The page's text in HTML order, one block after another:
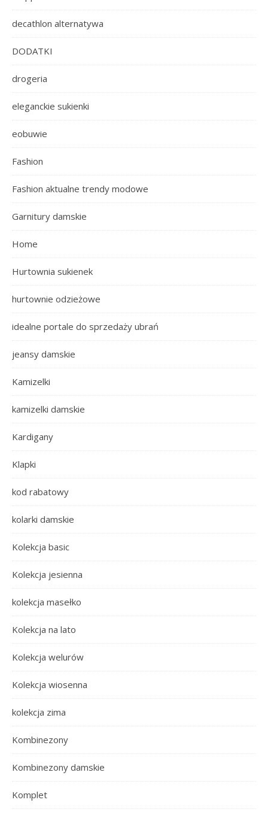
decathlon alternatywa
DODATKI
drogeria
eleganckie sukienki
eobuwie
Fashion
Fashion aktualne trendy modowe
Garnitury damskie
Home
Hurtownia sukienek
hurtownie odzieżowe
idealne portale do sprzedaży ubrań
jeansy damskie
Kamizelki
kamizelki damskie
Kardigany
Klapki
kod rabatowy
kolarki damskie
Kolekcja basic
Kolekcja jesienna
kolekcja masełko
Kolekcja na lato
Kolekcja welurów
Kolekcja wiosenna
kolekcja zima
Kombinezony
Kombinezony damskie
Komplet